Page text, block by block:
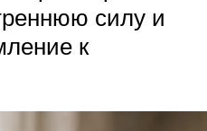
силу и
к